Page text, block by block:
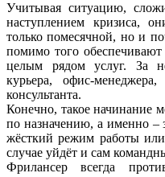
Учитывая ситуацию,
наступлением кризиса,
только помесячной, но и
помимо того
целым рядом услуг. За
курьера, офис-менеджера,
консультанта.
Конечно, такое начинание
по назначению, а именно –
жёсткий режим работы
случае уйдёт и сам
Фрилансер всегда